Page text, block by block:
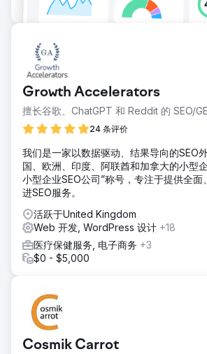
Growth Accelerators
擅长谷歌、ChatGPT 和 Reddit 的 SEO/
24 条评价
我们是一家以数据驱动、结果导向的SEO
国、欧洲、印度、阿联酋和加拿大的小型
小型企业SEO公司”称号，专注于提供全
进SEO服务。
活跃于United Kingdom
Web 开发, WordPress 设计 +18
医疗保健服务, 电子商务 +3
$0 - $5,000
Cosmik Carrot